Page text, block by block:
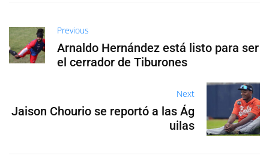
Previous
Arnaldo Hernández está listo para ser
el cerrador de Tiburones
Next
Jaison Chourio se reportó a las Ág
uilas